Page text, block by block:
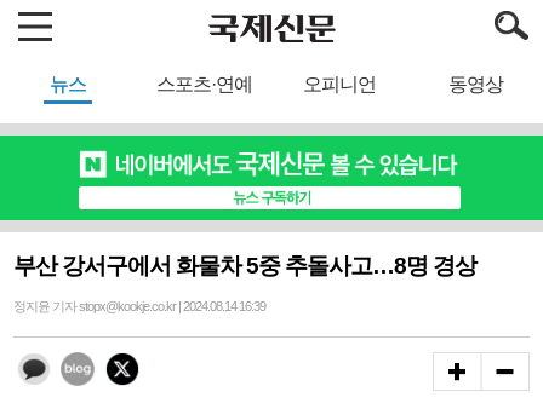
뉴스 스포츠·연예 오피니언 동영상
부산 강서구에서 화물차 5중 추돌사고…8명 경상
정지윤 기자 stopx@kookje.co.kr | 2024.08.14 16:39